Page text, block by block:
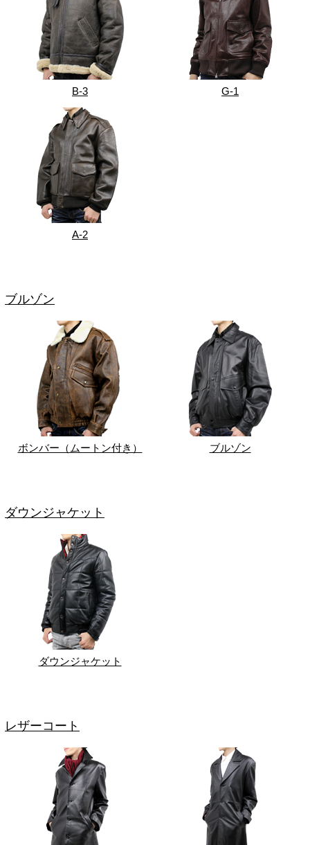
B-3 G-1
A-2
ブルゾン
ボンバー（ムートン付き） ブルゾン
ダウンジャケット
ダウンジャケット
レザーコート